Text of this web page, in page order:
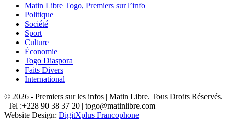
Matin Libre Togo, Premiers sur l’info
Politique
Société
Sport
Culture
Économie
Togo Diaspora
Faits Divers
International
© 2026 - Premiers sur les infos | Matin Libre. Tous Droits Réservés.
| Tel :+228 90 38 37 20 | togo@matinlibre.com
Website Design: DigitXplus Francophone